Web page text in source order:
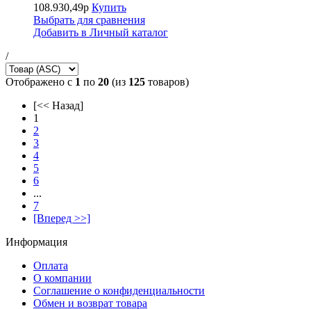
108.930,49р Купить
Выбрать для сравнения
Добавить в Личный каталог
/
Отображено с 1 по 20 (из 125 товаров)
[<< Назад]
1
2
3
4
5
6
...
7
[Вперед >>]
Информация
Оплата
О компании
Соглашение о конфиденциальности
Обмен и возврат товара